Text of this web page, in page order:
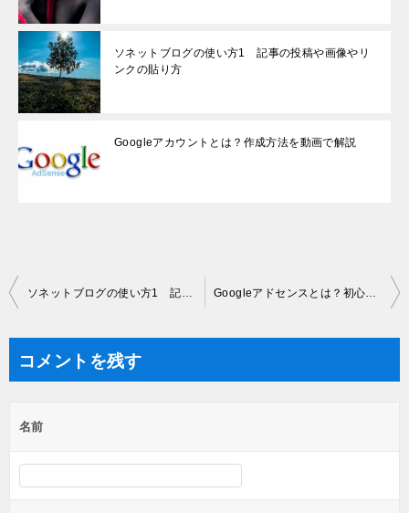
ソネットブログの使い方1 記事の投稿や画像やリ
ンクの貼り方
Googleアカウントとは？作成方法を動画で解説
投
ビ
ー
シ
ソネットブログの使い方1 記事の投稿や画像やリンクの貼り方 Googleアドセンスとは？初心者にオススメする3つの理由
コメントを残す
名前